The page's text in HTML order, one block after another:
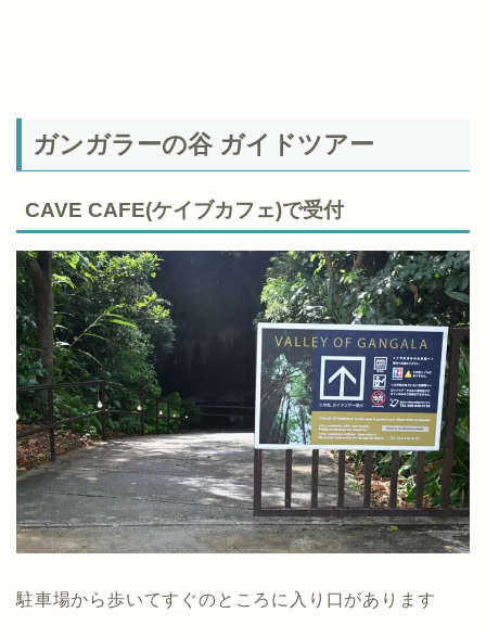
ガンガラーの谷 ガイドツアー
CAVE CAFE(ケイブカフェ)で受付
駐車場から歩いてすぐのところに入り口があります